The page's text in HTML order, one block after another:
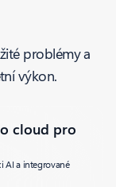
problémy a
výkon.
cloud pro
AI a integrované